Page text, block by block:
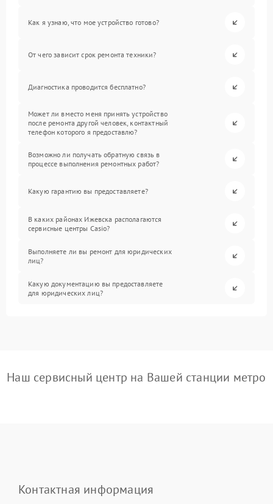
Как я узнаю, что мое устройство готово?
От чего зависит срок ремонта техники?
Диагностика проводится бесплатно?
Может ли вместо меня принять устройство
после ремонта другой человек, контактный
телефон которого я предоставлю?
Возможно ли получать обратную связь в
процессе выполнения ремонтных работ?
Какую гарантию вы предоставляете?
В каких районах Ижевска располагаются
сервисные центры Casio?
Выполняете ли вы ремонт для юридических
лиц?
Какую документацию вы предоставляете
для юридических лиц?
Наш сервисный центр на Вашей станции метро
Контактная информация